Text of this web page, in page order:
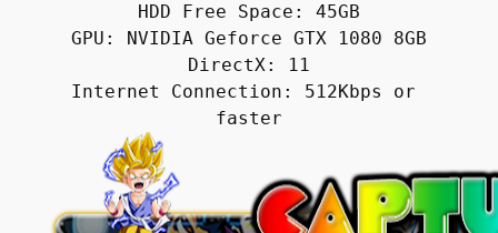
HDD Free Space: 45GB
GPU: NVIDIA Geforce GTX 1080 8GB
DirectX: 11
Internet Connection: 512Kbps or
faster